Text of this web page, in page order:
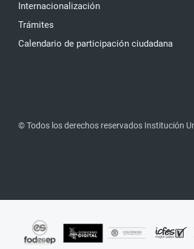
Internacionalización
Trámites
Calendario de participación ciudadana
© Todos los derechos reservados Institución